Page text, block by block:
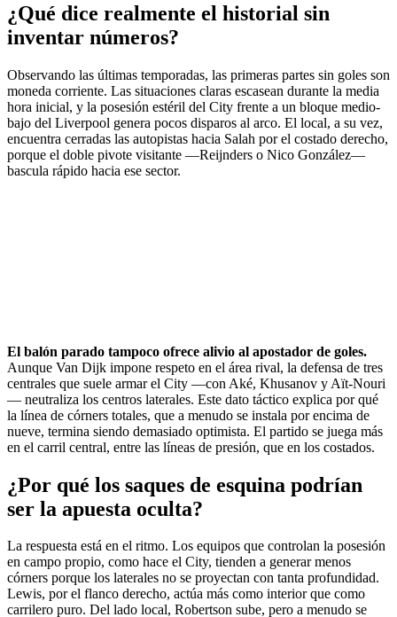
¿Qué dice realmente el historial sin
inventar números?
Observando las últimas temporadas, las primeras partes sin goles son
moneda corriente. Las situaciones claras escasean durante la media
hora inicial, y la posesión estéril del City frente a un bloque medio-
bajo del Liverpool genera pocos disparos al arco. El local, a su vez,
encuentra cerradas las autopistas hacia Salah por el costado derecho,
porque el doble pivote visitante —Reijnders o Nico González—
bascula rápido hacia ese sector.
El balón parado tampoco ofrece alivio al apostador de goles.
Aunque Van Dijk impone respeto en el área rival, la defensa de tres
centrales que suele armar el City —con Aké, Khusanov y Aït-Nouri
— neutraliza los centros laterales. Este dato táctico explica por qué
la línea de córners totales, que a menudo se instala por encima de
nueve, termina siendo demasiado optimista. El partido se juega más
en el carril central, entre las líneas de presión, que en los costados.
¿Por qué los saques de esquina podrían
ser la apuesta oculta?
La respuesta está en el ritmo. Los equipos que controlan la posesión
en campo propio, como hace el City, tienden a generar menos
córners porque los laterales no se proyectan con tanta profundidad.
Lewis, por el flanco derecho, actúa más como interior que como
carrilero puro. Del lado local, Robertson sube, pero a menudo se